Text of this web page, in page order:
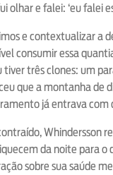
olhar e falei: ‘eu falei
e contextualizar a
consumir essa
tiver três clones: um
que a montanha de
já entrava com
Whindersson
da noite para
sobre sua saúde